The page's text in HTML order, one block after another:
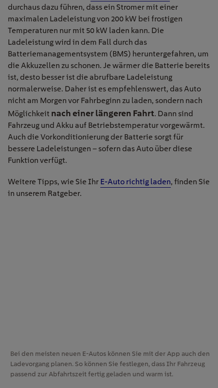
durchaus dazu führen, dass ein Stromer mit einer
maximalen Ladeleistung von 200 kW bei frostigen
Temperaturen nur mit 50 kW laden kann. Die
Ladeleistung wird in dem Fall durch das
Batteriemanagementsystem (BMS) heruntergefahren, um
die Akkuzellen zu schonen. Je wärmer die Batterie bereits
ist, desto besser ist die abrufbare Ladeleistung
normalerweise. Daher ist es empfehlenswert, das Auto
nicht am Morgen vor Fahrbeginn zu laden, sondern nach
Möglichkeit nach einer längeren Fahrt. Dann sind
Fahrzeug und Akku auf Betriebstemperatur vorgewärmt.
Auch die Vorkonditionierung der Batterie sorgt für
bessere Ladeleistungen – sofern das Auto über diese
Funktion verfügt.
Weitere Tipps, wie Sie Ihr E-Auto richtig laden, finden Sie
in unserem Ratgeber.
Bei den meisten neuen E-Autos können Sie mit der App auch den
Ladevorgang planen. So können Sie festlegen, dass Ihr Fahrzeug
passend zur Abfahrtszeit fertig geladen und warm ist.